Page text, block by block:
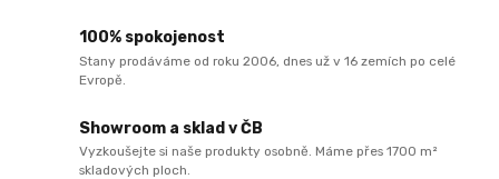
100% spokojenost
Stany prodáváme od roku 2006, dnes už v 16 zemích po celé
Evropě.
Showroom a sklad v ČB
Vyzkoušejte si naše produkty osobně. Máme přes 1700 m²
skladových ploch.